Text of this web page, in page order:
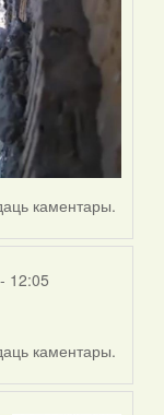
каментары.
12:05
каментары.